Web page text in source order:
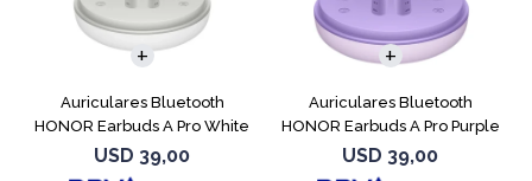
Auriculares Bluetooth
HONOR Earbuds A Pro White
USD 39,00
Auriculares Bluetooth
HONOR Earbuds A Pro Purple
USD 39,00